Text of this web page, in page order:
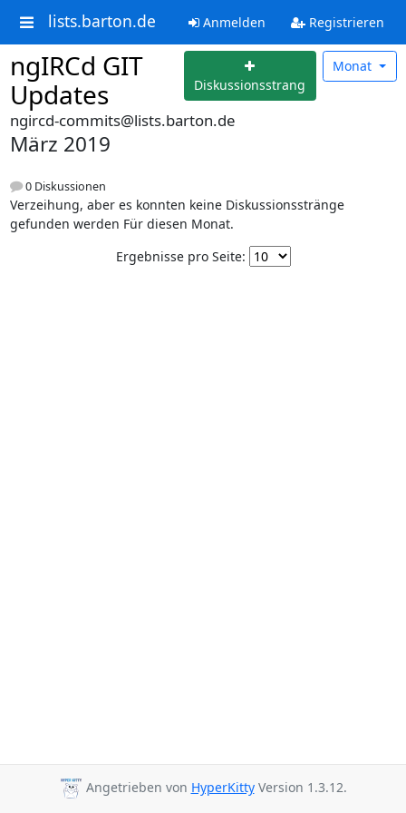
lists.barton.de Anmelden Registrieren
ngIRCd GIT
Updates
Diskussionsstrang
Monat
ngircd-commits@lists.barton.de
März 2019
0 Diskussionen
Verzeihung, aber es konnten keine Diskussionsstränge
gefunden werden Für diesen Monat.
Ergebnisse pro Seite:
Angetrieben von HyperKittyVersion 1.3.12.